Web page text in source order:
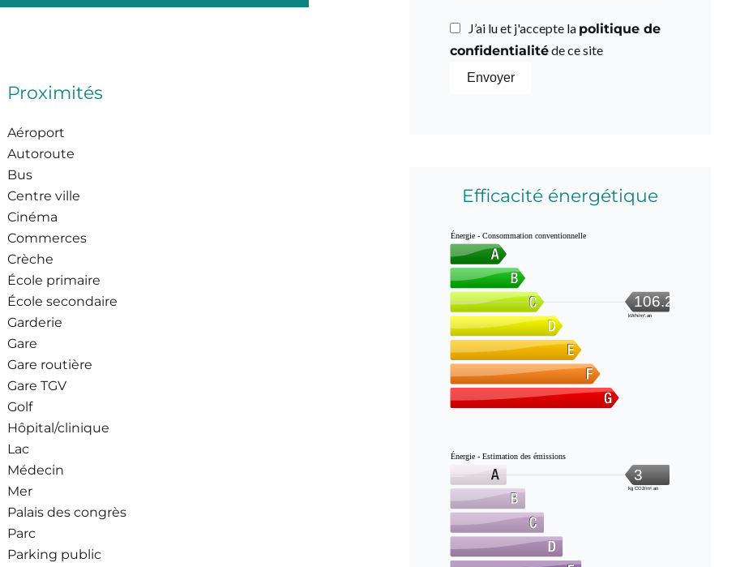
Proximités
Aéroport
Autoroute
Bus
Centre ville
Cinéma
Commerces
Crèche
École primaire
École secondaire
Garderie
Gare
Gare routière
Gare TGV
Golf
Hôpital/clinique
Lac
Médecin
Mer
Palais des congrès
Parc
Parking public
J’ai lu et j'accepte la politique de
confidentialitéde ce site
Envoyer
Efficacité énergétique
Énergie - Consommation conventionnelle
106.2
kWh/m².an
Énergie - Estimation des émissions
3
kg CO2/m².an